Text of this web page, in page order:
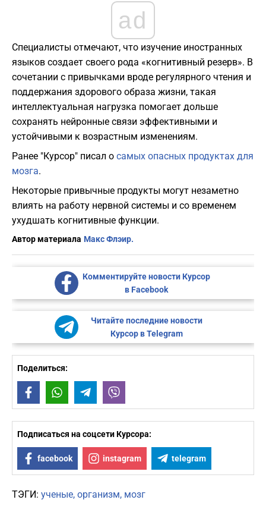
ad
​Специалисты отмечают, что изучение иностранных
языков создает своего рода «когнитивный резерв». В
сочетании с привычками вроде регулярного чтения и
поддержания здорового образа жизни, такая
интеллектуальная нагрузка помогает дольше
сохранять нейронные связи эффективными и
устойчивыми к возрастным изменениям.
Ранее "Курсор" писал о самых опасных продуктах для
мозга.
Некоторые привычные продукты могут незаметно
влиять на работу нервной системы и со временем
ухудшать когнитивные функции.
Автор материала Макс Флэир.
Комментируйте новости Курсор
в Facebook
Читайте последние новости
Курсор в Telegram
Поделиться:
FacebookWhatsAppTelegram
Подписаться на соцсети Курсора:
facebook instagram telegram
ТЭГИ: ученые организм мозг